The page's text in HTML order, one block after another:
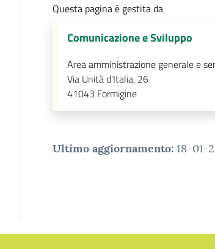
Questa pagina è gestita da
Comunicazione e Sviluppo
Area amministrazione generale e
Via Unità d'Italia, 26
41043 Formigine
Ultimo aggiornamento: 18-01-